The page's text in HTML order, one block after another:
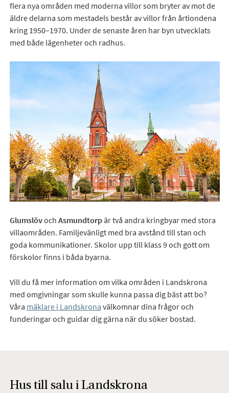
flera nya områden med moderna villor som bryter av mot de
äldre delarna som mestadels består av villor från årtiondena
kring 1950–1970. Under de senaste åren har byn utvecklats
med både lägenheter och radhus.
Glumslövoch Asmundtorpär två andra kringbyar med stora
villaområden. Familjevänligt med bra avstånd till stan och
goda kommunikationer. Skolor upp till klass 9 och gott om
förskolor finns i båda byarna.
Vill du få mer information om vilka områden i Landskrona
med omgivningar som skulle kunna passa dig bäst att bo?
Våra mäklare i Landskrona välkomnar dina frågor och
funderingar och guidar dig gärna när du söker bostad.
Hus till salu i Landskrona